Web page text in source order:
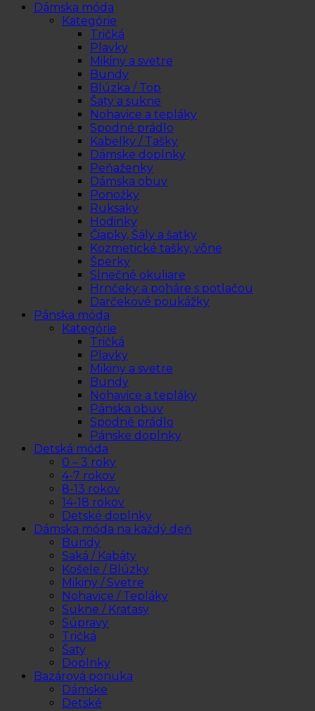
Dámska móda
Kategórie
Tričká
Plavky
Mikiny a svetre
Bundy
Blúzka / Top
Šaty a sukne
Nohavice a tepláky
Spodné prádlo
Kabelky / Tašky
Dámske doplnky
Peňaženky
Dámska obuv
Ponožky
Ruksaky
Hodinky
Čiapky, Šály a šatky
Kozmetické tašky, vône
Šperky
Slnečné okuliare
Hrnčeky a poháre s potlačou
Darčekové poukážky
Pánska móda
Kategórie
Tričká
Plavky
Mikiny a svetre
Bundy
Nohavice a tepláky
Pánska obuv
Spodné prádlo
Pánske doplnky
Detská móda
0 – 3 roky
4-7 rokov
8-13 rokov
14-18 rokov
Detské doplnky
Dámska móda na každý deň
Bundy
Saká / Kabáty
Košele / Blúzky
Mikiny / Svetre
Nohavice / Tepláky
Sukne / Kraťasy
Súpravy
Tričká
Šaty
Doplnky
Bazárová ponuka
Dámske
Detské